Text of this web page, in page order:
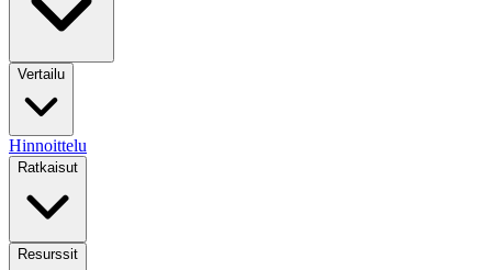
Vertailu
Hinnoittelu
Ratkaisut
Resurssit